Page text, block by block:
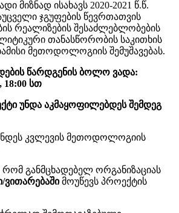
მიზნად ისახავს 2020-2021 წ.წ.
ჯგუფების წევრთათვის
რეალიზების შესაძლებლობების
თანასწორობის საკითხის
მეთოდოლოგიის შემუშავებას.
წარდგენის ბოლო ვადა:
18:00 სთ
უნდა აკმაყოფილებდეს შემდეგ
კვლევის მეთოდოლოგიის
განმცხადებელ ორგანიზაციას
/ვითარებაშიმოუწევს პროექტის